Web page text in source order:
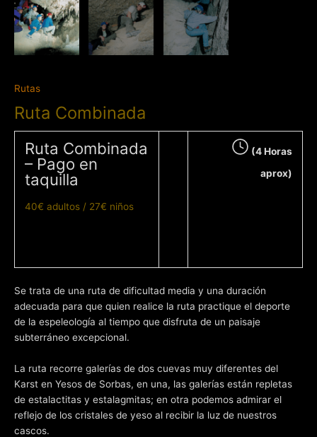
Rutas
Ruta Combinada
Ruta Combinada
– Pago en
taquilla
40€ adultos / 27€ niños
(4 Horas
aprox)
Se trata de una ruta de dificultad media y una duración
adecuada para que quien realice la ruta practique el deporte
de la espeleología al tiempo que disfruta de un paisaje
subterráneo excepcional.
La ruta recorre galerías de dos cuevas muy diferentes del
Karst en Yesos de Sorbas, en una, las galerías están repletas
de estalactitas y estalagmitas; en otra podemos admirar el
reflejo de los cristales de yeso al recibir la luz de nuestros
cascos.